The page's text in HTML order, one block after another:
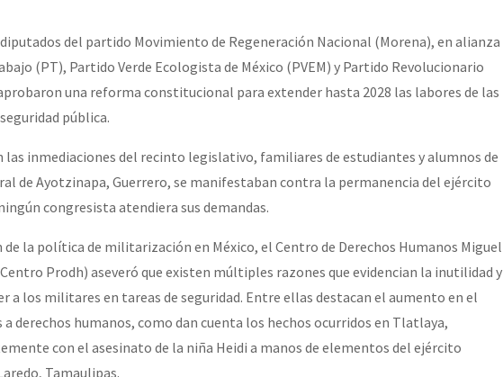
contra a Humanidad”
contra a Humanidade”
Bem Virá” se publica no Estado Espanhol
del partido Movimiento de Regeneración Nacional (Morena), en alianza
(PT), Partido Verde Ecologista de México (PVEM) y Partido Revolucionario
una reforma constitucional para extender hasta 2028 las labores de las
pública.
inmediaciones del recinto legislativo, familiares de estudiantes y alumnos de
de Ayotzinapa, Guerrero, se manifestaban contra la permanencia del ejército
congresista atendiera sus demandas.
la política de militarización en México, el Centro de Derechos Humanos Miguel
Prodh) aseveró que existen múltiples razones que evidencian la inutilidad y
a los militares en tareas de seguridad. Entre ellas destacan el aumento en el
a derechos humanos, como dan cuenta los hechos ocurridos en Tlatlaya,
con el asesinato de la niña Heidi a manos de elementos del ejército
Tamaulipas.